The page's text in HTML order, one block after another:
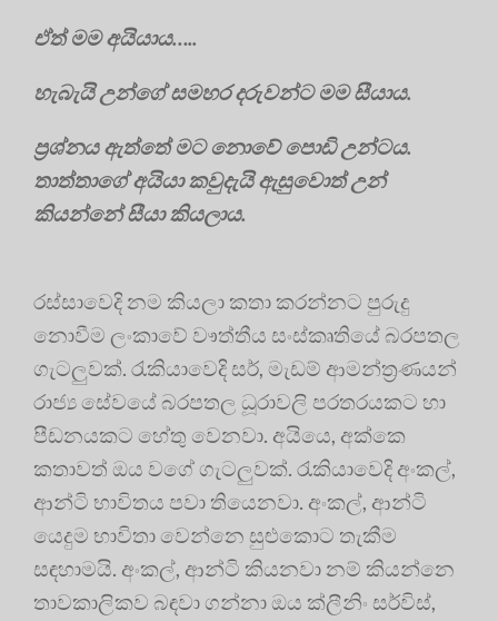
ඒත් මම අයියාය…..
හැබැයි උන්ගේ සමහර දරුවන්ට මම සීයාය.
ප්‍රශ්නය ඇත්තේ මට නොවේ පොඩි උන්ටය.
තාත්තාගේ අයියා කවුදැයි ඇසුවොත් උන්
කියන්නේ සීයා කියලාය.
රස්සාවෙදි නම කියලා කතා කරන්නට පුරුදු
නොවීම ලංකාවේ වෟත්තීය සංස්කෘතියේ බරපතල
ගැටලුවක්. රැකියාවෙදි සර්, මැඩම් ආමන්ත්‍රණයන්
රාජ්‍ය සේවයේ බරපතල ධූරාවලි පරතරයකට හා
පීඩනයකට හේතු වෙනවා. අයියෙ, අක්කෙ
කතාවත් ඔය වගේ ගැටලුවක්. රැකියාවෙදි අංකල්,
ආන්ටි භාවිතය පවා තියෙනවා. අංකල්, ආන්ටි
යෙදුම භාවිතා වෙන්නෙ සුළුකොට තැකීම
සඳහාමයි. අංකල්, ආන්ටි කියනවා නම් කියන්නෙ
තාවකාලිකව බඳවා ගන්නා ඔය ක්ලීනිං සර්විස්,